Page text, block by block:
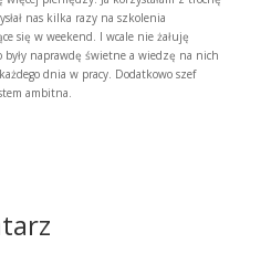
nas kilka razy na szkolenia
się w weekend. I wcale nie żałuję
naprawdę świetne a wiedzę na nich
dnia w pracy. Dodatkowo szef
ambitna.